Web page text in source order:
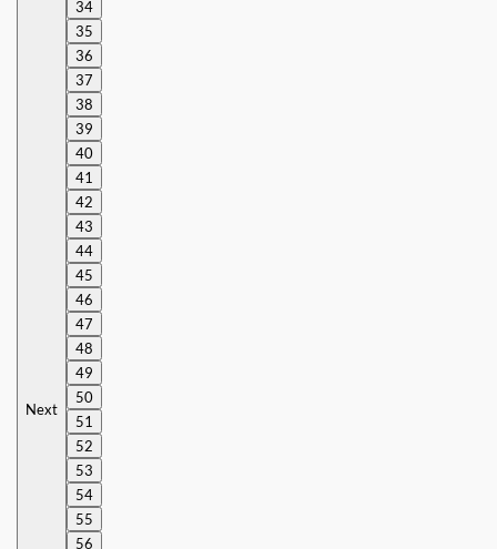
Next
34
35
36
37
38
39
40
41
42
43
44
45
46
47
48
49
50
51
52
53
54
55
56